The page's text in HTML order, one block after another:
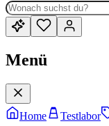
Menü
Home Testlabor